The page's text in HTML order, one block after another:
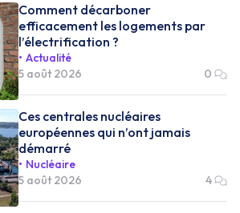
Comment décarboner
efficacement les logements par
l’électrification ?
Actualité
5 août 2026
0
Ces centrales nucléaires
européennes qui n’ont jamais
démarré
Nucléaire
5 août 2026
4